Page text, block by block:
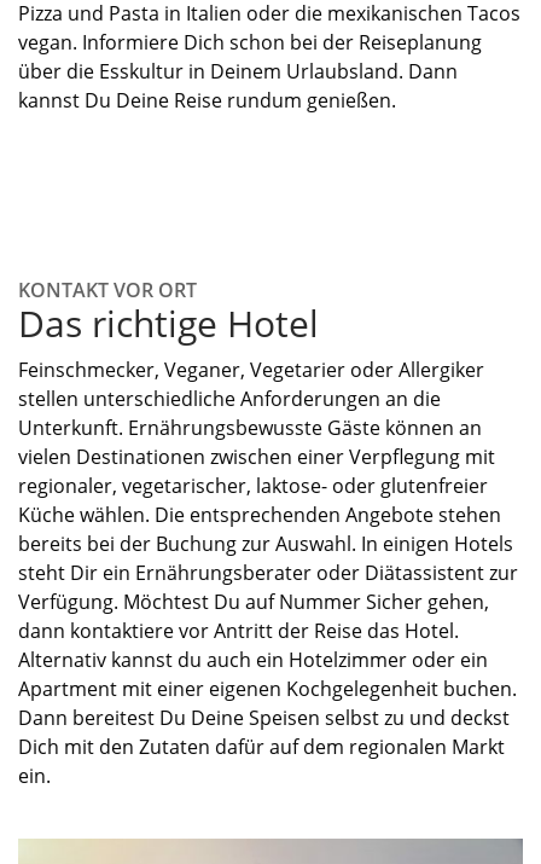
Pizza und Pasta in Italien oder die mexikanischen Tacos
vegan. Informiere Dich schon bei der Reiseplanung
über die Esskultur in Deinem Urlaubsland. Dann
kannst Du Deine Reise rundum genießen.
KONTAKT VOR ORT
Das richtige Hotel
Feinschmecker, Veganer, Vegetarier oder Allergiker
stellen unterschiedliche Anforderungen an die
Unterkunft. Ernährungsbewusste Gäste können an
vielen Destinationen zwischen einer Verpflegung mit
regionaler, vegetarischer, laktose- oder glutenfreier
Küche wählen. Die entsprechenden Angebote stehen
bereits bei der Buchung zur Auswahl. In einigen Hotels
steht Dir ein Ernährungsberater oder Diätassistent zur
Verfügung. Möchtest Du auf Nummer Sicher gehen,
dann kontaktiere vor Antritt der Reise das Hotel.
Alternativ kannst du auch ein Hotelzimmer oder ein
Apartment mit einer eigenen Kochgelegenheit buchen.
Dann bereitest Du Deine Speisen selbst zu und deckst
Dich mit den Zutaten dafür auf dem regionalen Markt
ein.